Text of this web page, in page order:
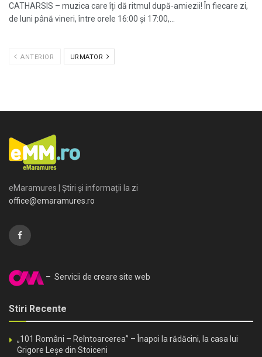
CATHARSIS – muzica care îți dă ritmul după-amiezii! În fiecare zi,
de luni până vineri, între orele 16:00 și 17:00,...
ANTERIOR URMATOR
eMaramures | Știri și informații la zi
office@emaramures.ro
– Servicii de creare site web
Stiri Recente
„101 Români – Reîntoarcerea” – Înapoi la rădăcini, la casa lui
Grigore Leșe din Stoiceni